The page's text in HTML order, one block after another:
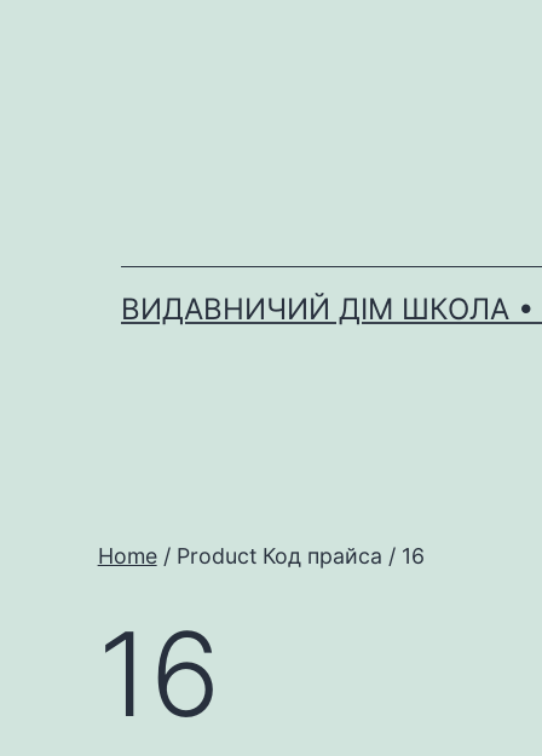
ВИДАВНИЧИЙ ДІМ ШКОЛА
Home/ Product Код прайса / 16
16